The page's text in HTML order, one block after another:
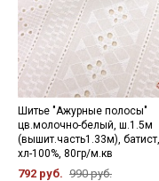
Шитье "Ажурные полосы"
цв.молочно-белый, ш.1.5м
(вышит.часть1.33м), батист,
хл-100%, 80гр/м.кв
792 руб. 990 руб.